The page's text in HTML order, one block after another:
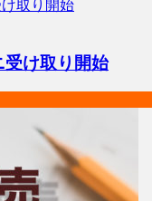
受け取り開始